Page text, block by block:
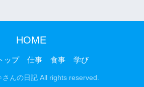
HOME
ップ 仕事 食事 学び
んの日記 All rights reserved.